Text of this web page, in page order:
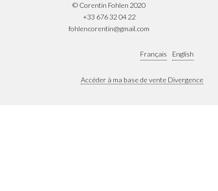
© Corentin Fohlen 2020
+33 676 32 04 22
fohlencorentin@gmail.com
Français English
Accéder à ma base de vente Divergence